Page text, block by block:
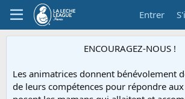
Entrer
ENCOURAGEZ-NOUS !
Les animatrices donnent bénévolement
de leurs compétences pour répondre